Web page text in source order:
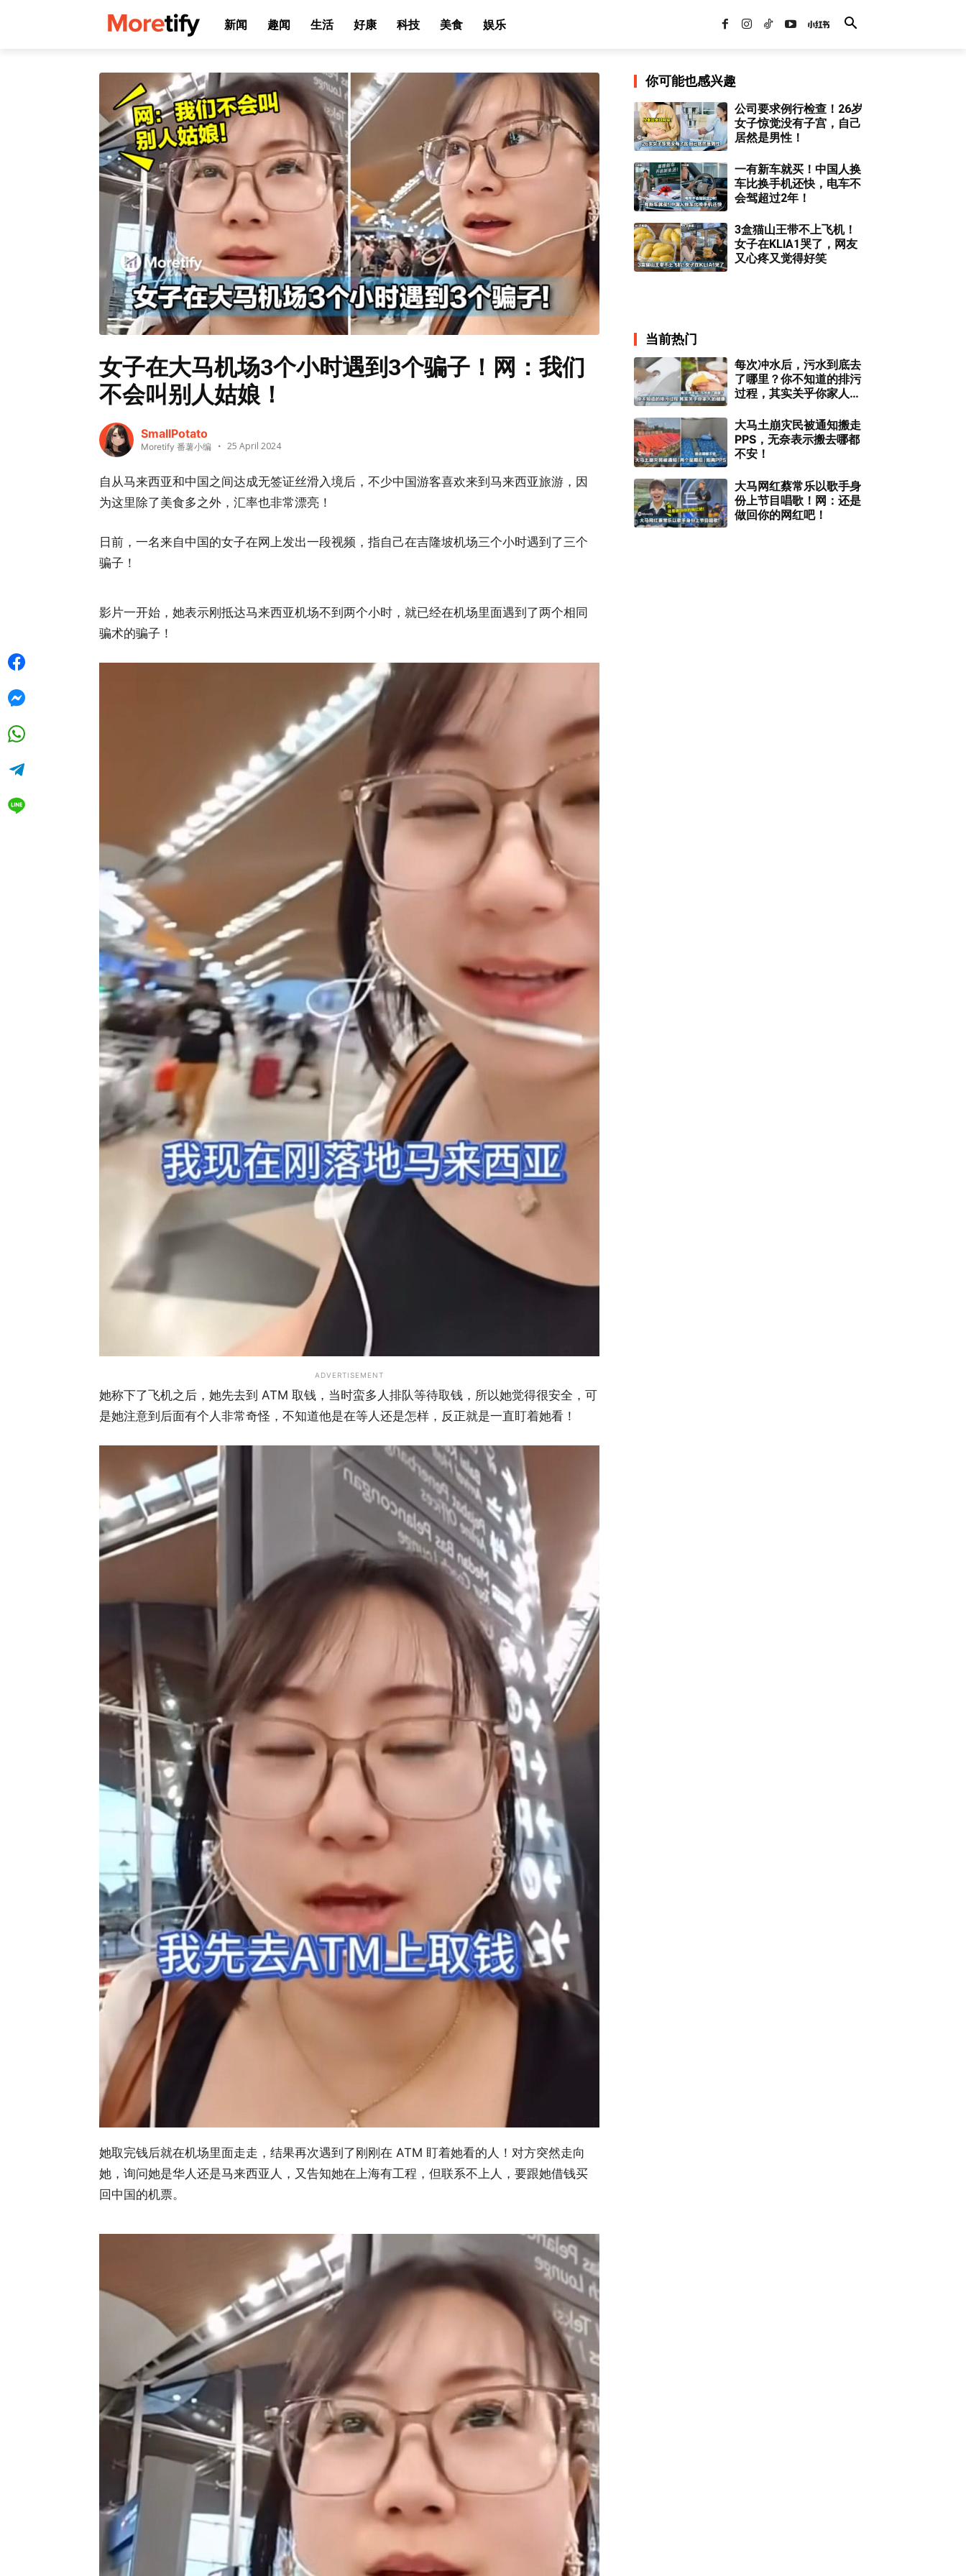
新闻 趣闻 生活 好康 科技 美食 娱乐
女子在大马机场3个小时遇到3个骗子！网：我们
不会叫别人姑娘！
SmallPotato
Moretify 番薯小编 25 April 2024
自从马来西亚和中国之间达成无签证丝滑入境后，不少中国游客喜欢来到马来西亚旅游，因
为这里除了美食多之外，汇率也非常漂亮！
日前，一名来自中国的女子在网上发出一段视频，指自己在吉隆坡机场三个小时遇到了三个
骗子！
影片一开始，她表示刚抵达马来西亚机场不到两个小时，就已经在机场里面遇到了两个相同
骗术的骗子！
ADVERTISEMENT
她称下了飞机之后，她先去到 ATM 取钱，当时蛮多人排队等待取钱，所以她觉得很安全，可
是她注意到后面有个人非常奇怪，不知道他是在等人还是怎样，反正就是一直盯着她看！
她取完钱后就在机场里面走走，结果再次遇到了刚刚在 ATM 盯着她看的人！对方突然走向
她，询问她是华人还是马来西亚人，又告知她在上海有工程，但联系不上人，要跟她借钱买
回中国的机票。
你可能也感兴趣
公司要求例行检查！26岁
女子惊觉没有子宫，自己
居然是男性！
一有新车就买！中国人换
车比换手机还快，电车不
会驾超过2年！
3盒猫山王带不上飞机！
女子在KLIA1哭了，网友
又心疼又觉得好笑
当前热门
每次冲水后，污水到底去
了哪里？你不知道的排污
过程，其实关乎你家人的
大马土崩灾民被通知搬走
PPS，无奈表示搬去哪都
不安！
大马网红蔡常乐以歌手身
份上节目唱歌！网：还是
做回你的网红吧！